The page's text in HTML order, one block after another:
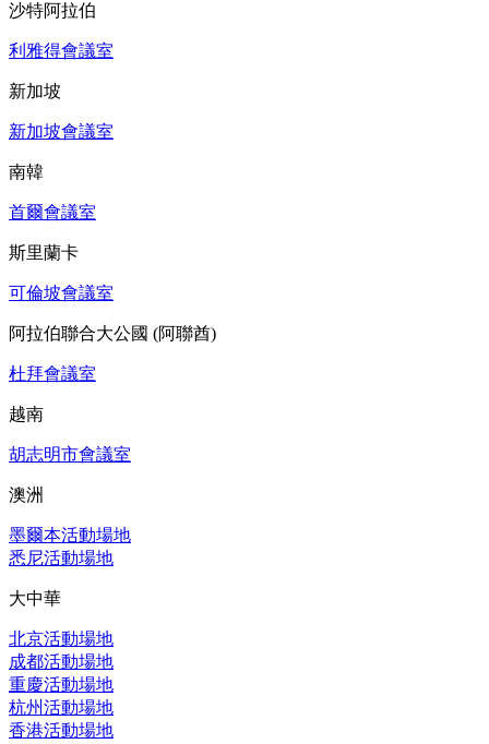
沙特阿拉伯
利雅得會議室
新加坡
新加坡會議室
南韓
首爾會議室
斯里蘭卡
可倫坡會議室
阿拉伯聯合大公國 (阿聯酋)
杜拜會議室
越南
胡志明市會議室
澳洲
墨爾本活動場地
悉尼活動場地
大中華
北京活動場地
成都活動場地
重慶活動場地
杭州活動場地
香港活動場地